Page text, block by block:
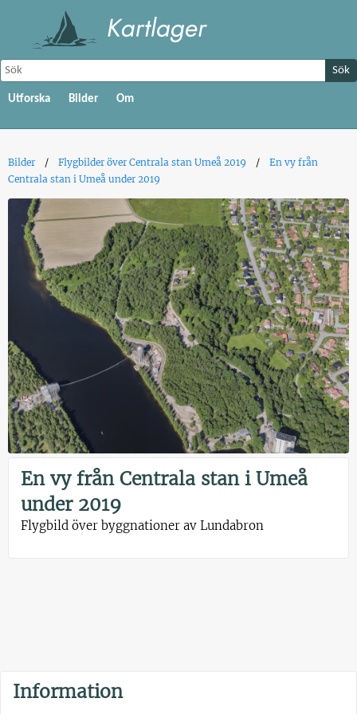
Sök
Utforska Bilder Om
Bilder Flygbilder över Centrala stan Umeå 2019
En vy från
Centrala stan i Umeå under 2019
En vy från Centrala stan i Umeå
under 2019
Flygbild över byggnationer av Lundabron
Information